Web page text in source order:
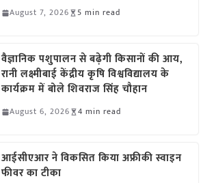
August 7, 2026 5 min read
वैज्ञानिक पशुपालन से बढ़ेगी किसानों की आय,
रानी लक्ष्मीबाई केंद्रीय कृषि विश्वविद्यालय के
कार्यक्रम में बोले शिवराज सिंह चौहान
August 6, 2026 4 min read
आईसीएआर ने विकसित किया अफ्रीकी स्वाइन
फीवर का टीका